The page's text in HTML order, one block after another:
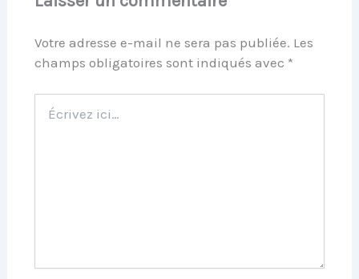
Votre adresse e-mail ne sera pas publiée. Les
champs obligatoires sont indiqués avec *
ici…